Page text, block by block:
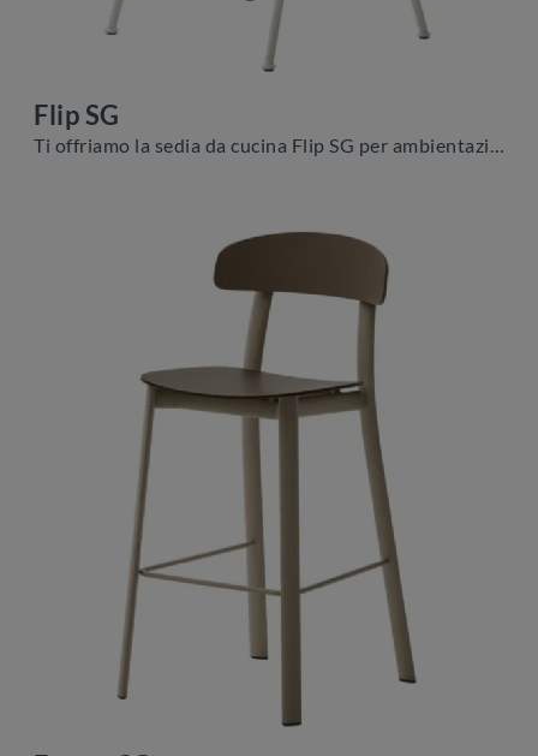
Flip SG
Ti offriamo la sedia da cucina Flip SG per ambientazioni moderne, tra le più originali Sedie sgabelli di Veneta Cucine.